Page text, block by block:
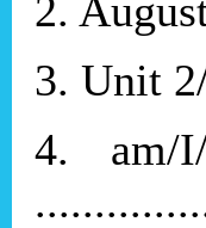
2.
3. Unit
4. am/I/